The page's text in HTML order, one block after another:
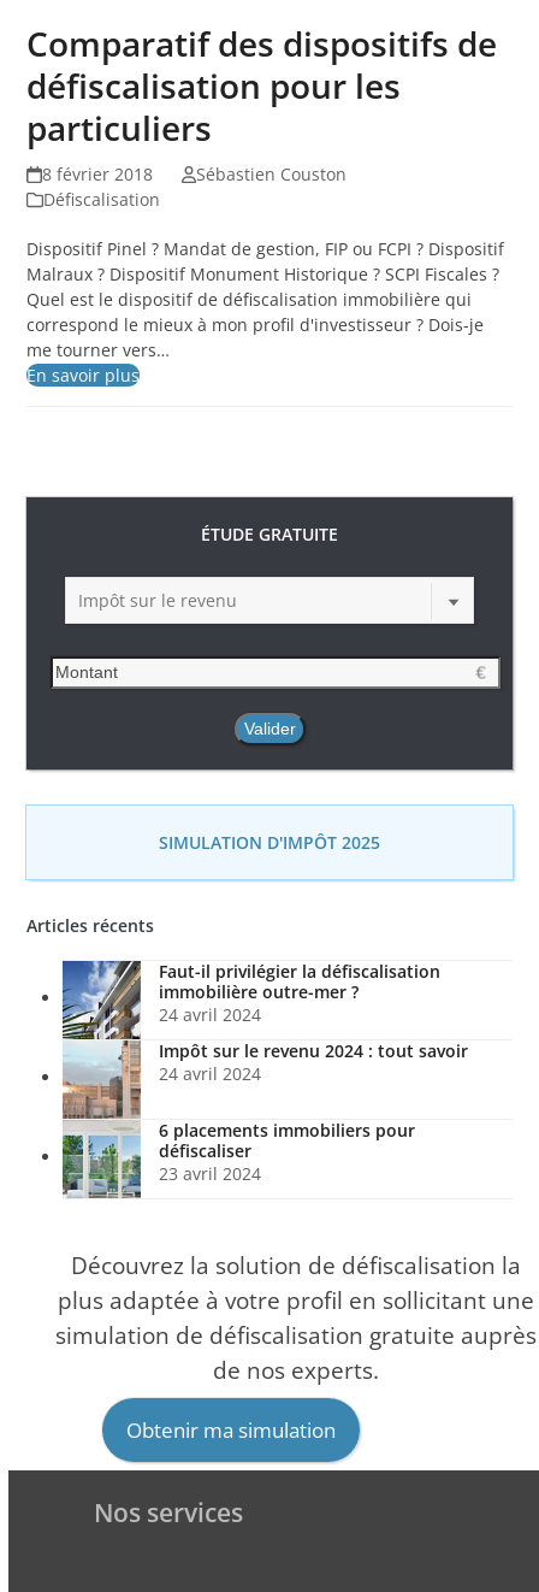
Comparatif des dispositifs de
défiscalisation pour les
particuliers
8 février 2018
Sébastien Couston
Défiscalisation
Dispositif Pinel ? Mandat de gestion, FIP ou FCPI ? Dispositif
Malraux ? Dispositif Monument Historique ? SCPI Fiscales ?
Quel est le dispositif de défiscalisation immobilière qui
correspond le mieux à mon profil d'investisseur ? Dois-je
me tourner vers…
En savoir plus
ÉTUDE GRATUITE
Impôt sur le revenu
SIMULATION D'IMPÔT 2025
Articles récents
Faut-il privilégier la défiscalisation
immobilière outre-mer ?
24 avril 2024
Impôt sur le revenu 2024 : tout savoir
24 avril 2024
6 placements immobiliers pour
défiscaliser
23 avril 2024
Découvrez la solution de défiscalisation la
plus adaptée à votre profil en sollicitant une
simulation de défiscalisation gratuite auprès
de nos experts.
Obtenir ma simulation
Nos services